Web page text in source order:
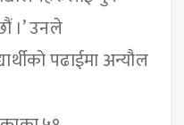
।’ उनले
पढाईमा अन्यौल